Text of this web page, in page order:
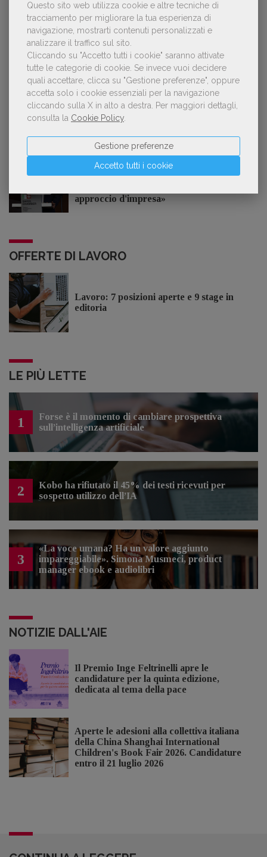
Questo sito web utilizza cookie e altre tecniche di
tracciamento per migliorare la tua esperienza di
navigazione, mostrarti contenuti personalizzati e
analizzare il traffico sul sito.
Cliccando su "Accetto tutti i cookie" saranno attivate
tutte le categorie di cookie. Se invece vuoi decidere
quali accettare, clicca su "Gestione preferenze", oppure
accetta solo i cookie essenziali per la navigazione
cliccando sulla X in alto a destra.
Per maggiori dettagli,
consulta la Cookie Policy
Accetto tutti i cookie
Gestione preferenze
POLTRONE
Laura Ballestra confermata presidente
dell’Associazione Italiana Biblioteche
GDL TV
Lorenzo Armando (gruppo Piccoli editori
AIE): «Lavoriamo per tutelare chi, anche
approccio d'impresa»
OFFERTE DI LAVORO
Lavoro: 7 posizioni aperte e 9 stage in
editoria
LE PIÙ LETTE
1
Forse è il momento di cambiare prospettiva
sull’intelligenza artificiale
2
Kobo ha rifiutato il 45% dei testi ricevuti per
sospetto utilizzo dell’IA
3
«La voce umana? Ha un valore aggiunto
impareggiabile». Simona Musmeci, product
manager ebook e audiolibri
NOTIZIE DALL'AIE
Il Premio Inge Feltrinelli apre le
candidature per la quinta edizione,
dedicata al tema della pace
Aperte le adesioni alla collettiva italiana
della China Shanghai International
Children's Book Fair 2026. Candidature
entro il 21 luglio 2026